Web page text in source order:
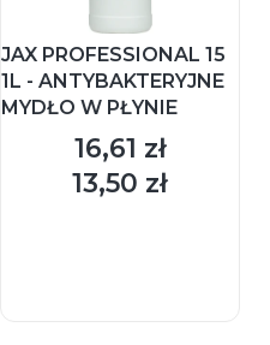
JAX PROFESSIONAL 15
1L - ANTYBAKTERYJNE
MYDŁO W PŁYNIE
Cena
16,61 zł
Cena
13,50 zł